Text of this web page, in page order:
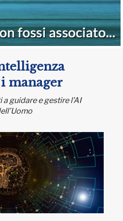
manager
guidare e gestire l’AI